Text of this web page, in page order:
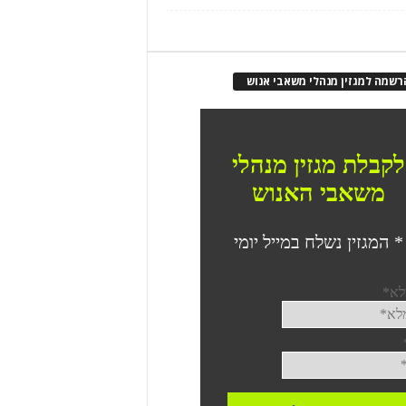
למגזין מנהלי משאבי אנוש